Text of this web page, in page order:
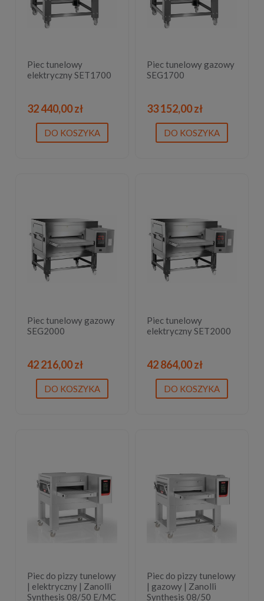
Piec tunelowy
elektryczny SET1700
32 440,00 zł
DO KOSZYKA
Piec tunelowy gazowy
SEG1700
33 152,00 zł
DO KOSZYKA
Piec tunelowy gazowy
SEG2000
42 216,00 zł
DO KOSZYKA
Piec tunelowy
elektryczny SET2000
42 864,00 zł
DO KOSZYKA
Piec do pizzy tunelowy
| elektryczny | Zanolli
Synthesis 08/50 E/MC
Piec do pizzy tunelowy
| gazowy | Zanolli
Synthesis 08/50